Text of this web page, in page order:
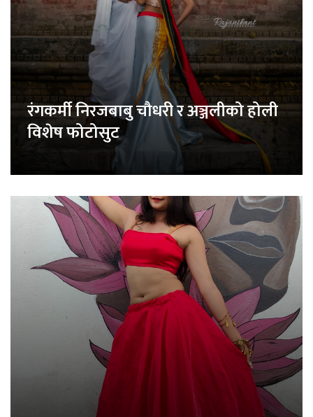
रंगकर्मी निरजबाबु चौधरी र अञ्जलीको होली
विशेष फोटोसुट